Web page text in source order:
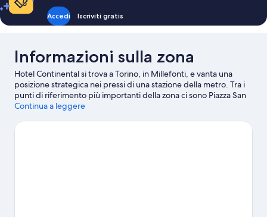
Accedi Iscriviti gratis
Informazioni sulla zona
Hotel Continental si trova a Torino, in Millefonti, e vanta una
posizione strategica nei pressi di una stazione della metro. Tra i
punti di riferimento più importanti della zona ci sono Piazza San
Carlo e Piazza Castello. A livello culturale, invece, spicca Museo
Stadio Olimpico Grande Torino e Allianz Stadium potrebbero
Continua a leggere